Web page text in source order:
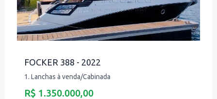
FOCKER 388 - 2022
1. Lanchas à venda/Cabinada
R$ 1.350.000,00